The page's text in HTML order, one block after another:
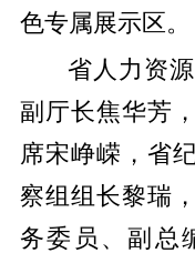
色专属展示区。
省人力资
副厅长焦华芳
席宋峥嵘，省
察组组长黎瑞
务委员、副总